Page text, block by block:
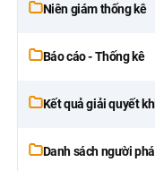
Niên giám thống kê
Báo cáo - Thống kê
Kết quả giải quyết
Danh sách người